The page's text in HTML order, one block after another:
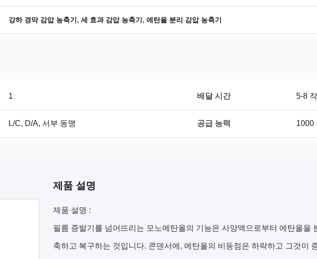
강하 경막 감압 농축기 , 세 효과 감압 농축기 , 에탄올 분리 감압 농축기
1 배달 시간 5-8
L/C, D/A, 서부 동맹 공급 능력 1000
제품 설명
제품 설명 :
필름 증발기를 넘어뜨리는 모노에탄올의 기능은 사양액으로부터 에탄올을
축하고 복구하는 것입니다. 콘덴서에, 에탄올의 비등점은 하락하고 그것이